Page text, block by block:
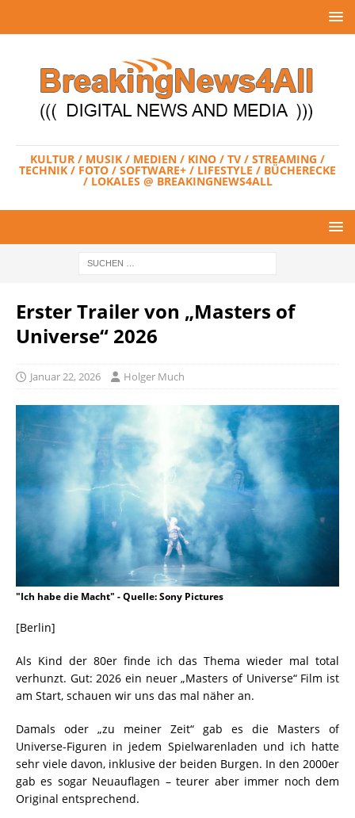
KULTUR / MUSIK / MEDIEN / KINO / TV / STREAMING /
TECHNIK / FOTO / SOFTWARE+ / LIFESTYLE / BÜCHERECKE
/ LOKALES @ BREAKINGNEWS4ALL
Erster Trailer von „Masters of
Universe“ 2026
Januar 22, 2026 Holger Much
"Ich habe die Macht" - Quelle: Sony Pictures
[Berlin]
Als Kind der 80er finde ich das Thema wieder mal total
verhunzt. Gut: 2026 ein neuer „Masters of Universe“ Film ist
am Start, schauen wir uns das mal näher an.
Damals oder „zu meiner Zeit“ gab es die Masters of
Universe-Figuren in jedem Spielwarenladen und ich hatte
sehr viele davon, inklusive der beiden Burgen. In den 2000er
gab es sogar Neuauflagen – teurer aber immer noch dem
Original entsprechend.